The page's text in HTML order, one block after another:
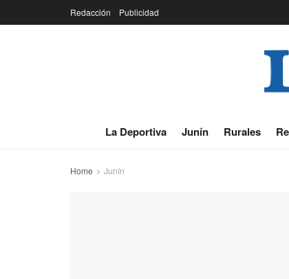
Redacción Publicidad
La Deportiva Junín Rurales
Home Junín